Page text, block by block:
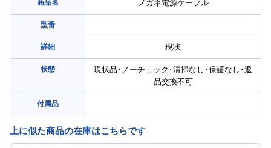
商品名 メガネ電源ケーブル
型番
詳細 現状
状態
現状品･ノーチェック･清掃なし･保証なし･返
品交換不可
付属品
上に似た商品の在庫はこちらです